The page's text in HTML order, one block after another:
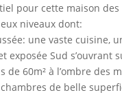
pour cette maison des
niveaux dont:
une vaste cuisine,
exposée Sud s’ouvrant
de 60m² à l’ombre des
de belle